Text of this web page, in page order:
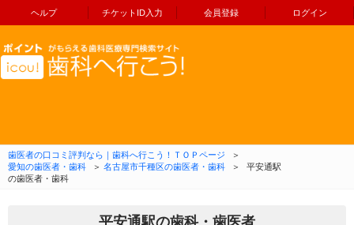
ヘルプ チケットID入力 会員登録 ログイン
コンテンツへ移動
歯医者の口コミ評判なら｜歯科へ行こう！ＴＯＰページ
＞
愛知の歯医者・歯科
＞ 名古屋市千種区の歯医者・歯科 ＞
平安通駅
の歯医者・歯科
平安通駅の歯科・歯医者